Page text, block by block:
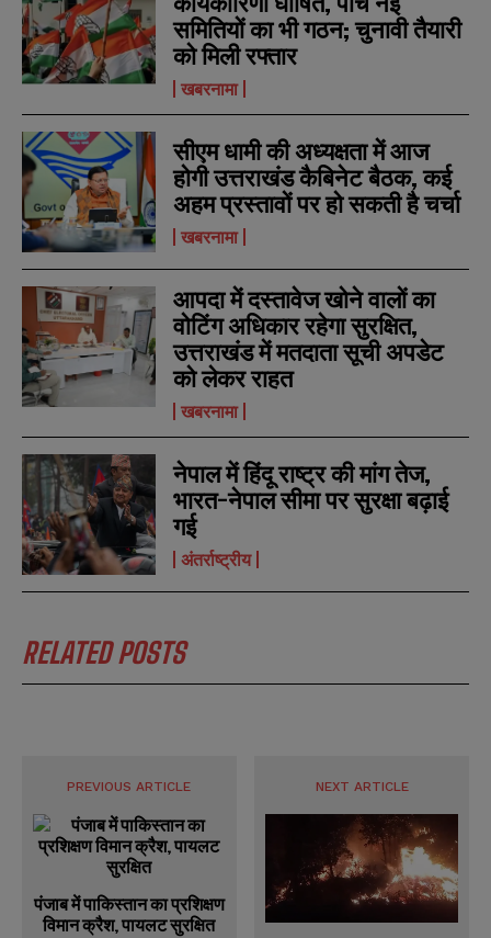
m
e
*
E
m
a
i
*
u
m
b
e
r
s
SUBMIT
m
e
*
E
m
a
i
*
u
m
b
e
r
s
SUBMIT
समितियों का भी गठन; चुनावी तैयारी
को मिली रफ्तार
खबरनामा
सीएम धामी की अध्यक्षता में आज
होगी उत्तराखंड कैबिनेट बैठक, कई
अहम प्रस्तावों पर हो सकती है चर्चा
खबरनामा
आपदा में दस्तावेज खोने वालों का
वोटिंग अधिकार रहेगा सुरक्षित,
उत्तराखंड में मतदाता सूची अपडेट
को लेकर राहत
खबरनामा
नेपाल में हिंदू राष्ट्र की मांग तेज,
भारत-नेपाल सीमा पर सुरक्षा बढ़ाई
गई
अंतर्राष्ट्रीय
RELATED POSTS
PREVIOUS ARTICLE
पंजाब में पाकिस्तान का प्रशिक्षण
विमान क्रैश, पायलट सुरक्षित
NEXT ARTICLE